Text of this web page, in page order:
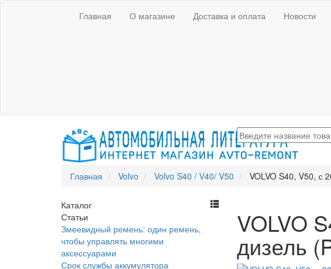
Главная О магазине Доставка и оплата Новости
Главная Volvo Volvo S40 / V40/ V50 VOLVO S40, V50, с
Каталог
Статьи
Змеевидный ремень: один ремень,
чтобы управлять многими
аксессуарами
Срок службы аккумулятора
VOLVO
дизель